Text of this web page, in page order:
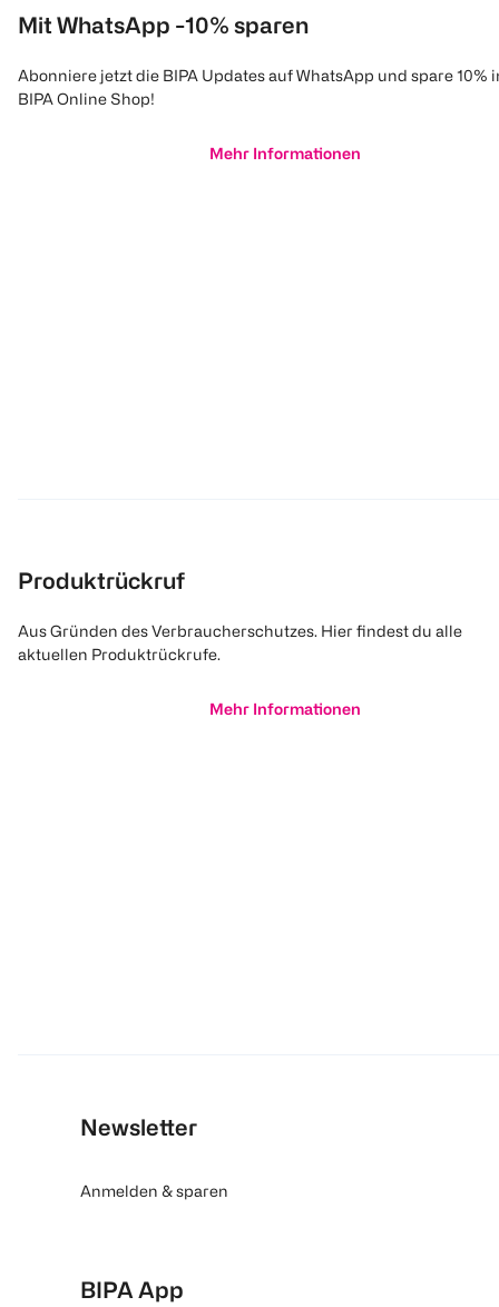
Mit WhatsApp -10% sparen
Abonniere jetzt die BIPA Updates auf WhatsApp und spare 10%
BIPA Online Shop!
Mehr Informationen
Produktrückruf
Aus Gründen des Verbraucherschutzes. Hier findest du alle
aktuellen Produktrückrufe.
Mehr Informationen
Newsletter
Anmelden & sparen
BIPA App